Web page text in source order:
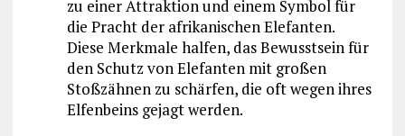
zu einer Attraktion und einem Symbol für
die Pracht der afrikanischen Elefanten.
Diese Merkmale halfen, das Bewusstsein für
den Schutz von Elefanten mit großen
Stoßzähnen zu schärfen, die oft wegen ihres
Elfenbeins gejagt werden.